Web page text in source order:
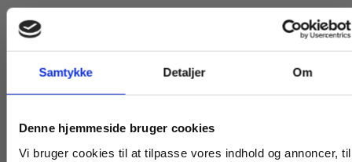
Samtykke Detaljer Om
Denne hjemmeside bruger cookies
Vi bruger cookies til at tilpasse vores indhold og annoncer, til
Under billedet af bogen finder du facitliste til
bogens opgaver.
Køb læremidler og find masterclasses mm.
Fortsæt som: